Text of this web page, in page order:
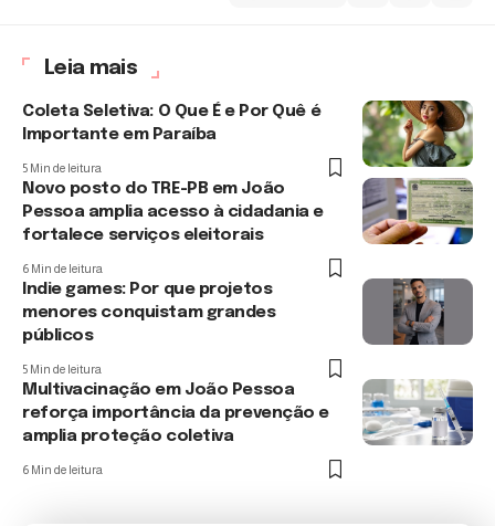
Leia mais
Coleta Seletiva: O Que É e Por Quê é
Importante em Paraíba
5 Min de leitura
Novo posto do TRE-PB em João
Pessoa amplia acesso à cidadania e
fortalece serviços eleitorais
6 Min de leitura
Indie games: Por que projetos
menores conquistam grandes
públicos
5 Min de leitura
Multivacinação em João Pessoa
reforça importância da prevenção e
amplia proteção coletiva
6 Min de leitura